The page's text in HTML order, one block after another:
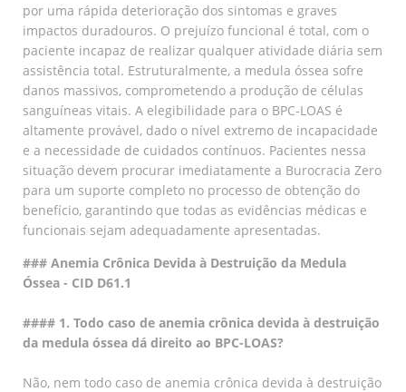
por uma rápida deterioração dos sintomas e graves
impactos duradouros. O prejuízo funcional é total, com o
paciente incapaz de realizar qualquer atividade diária sem
assistência total. Estruturalmente, a medula óssea sofre
danos massivos, comprometendo a produção de células
sanguíneas vitais. A elegibilidade para o BPC-LOAS é
altamente provável, dado o nível extremo de incapacidade
e a necessidade de cuidados contínuos. Pacientes nessa
situação devem procurar imediatamente a Burocracia Zero
para um suporte completo no processo de obtenção do
benefício, garantindo que todas as evidências médicas e
funcionais sejam adequadamente apresentadas.
### Anemia Crônica Devida à Destruição da Medula
Óssea - CID D61.1
#### 1. Todo caso de anemia crônica devida à destruição
da medula óssea dá direito ao BPC-LOAS?
Não, nem todo caso de anemia crônica devida à destruição